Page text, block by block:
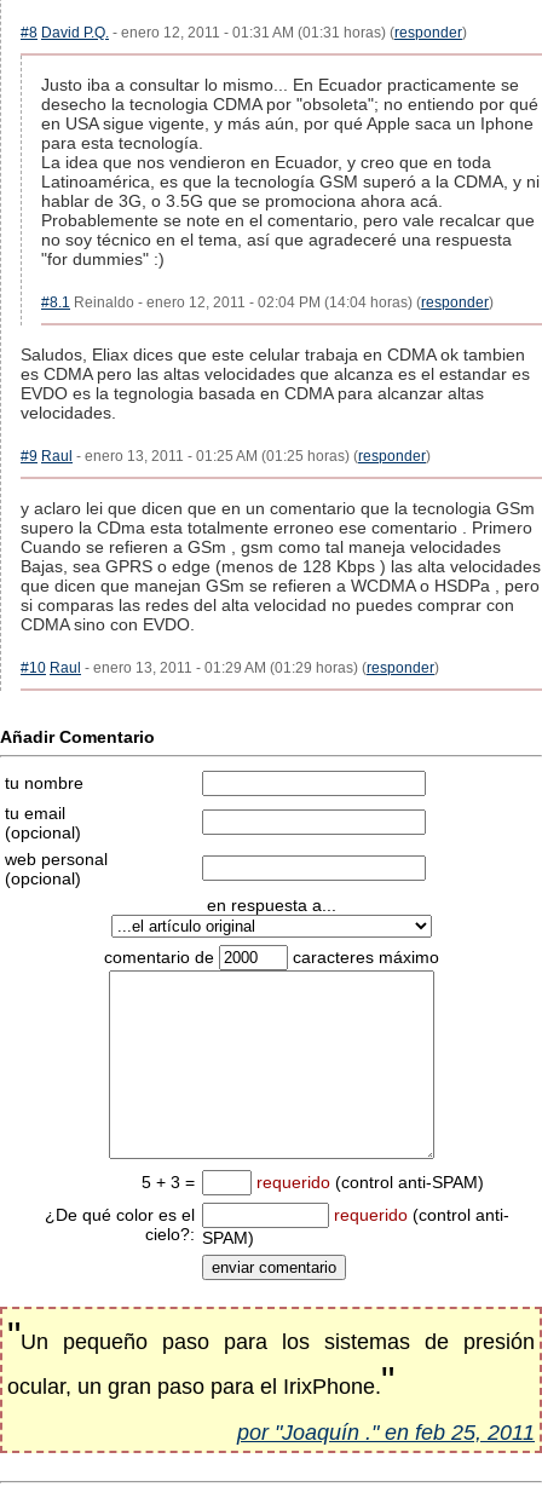
#8 David P.Q. - enero 12, 2011 - 01:31 AM (01:31 horas) (responder)
Justo iba a consultar lo mismo... En Ecuador practicamente se
desecho la tecnologia CDMA por "obsoleta"; no entiendo por qué
en USA sigue vigente, y más aún, por qué Apple saca un Iphone
para esta tecnología.
La idea que nos vendieron en Ecuador, y creo que en toda
Latinoamérica, es que la tecnología GSM superó a la CDMA, y ni
hablar de 3G, o 3.5G que se promociona ahora acá.
Probablemente se note en el comentario, pero vale recalcar que
no soy técnico en el tema, así que agradeceré una respuesta
"for dummies" :)
#8.1 Reinaldo - enero 12, 2011 - 02:04 PM (14:04 horas) (responder)
Saludos, Eliax dices que este celular trabaja en CDMA ok tambien
es CDMA pero las altas velocidades que alcanza es el estandar es
EVDO es la tegnologia basada en CDMA para alcanzar altas
velocidades.
#9 Raul - enero 13, 2011 - 01:25 AM (01:25 horas) (responder)
y aclaro lei que dicen que en un comentario que la tecnologia GSm
supero la CDma esta totalmente erroneo ese comentario . Primero
Cuando se refieren a GSm , gsm como tal maneja velocidades
Bajas, sea GPRS o edge (menos de 128 Kbps ) las alta velocidades
que dicen que manejan GSm se refieren a WCDMA o HSDPa , pero
si comparas las redes del alta velocidad no puedes comprar con
CDMA sino con EVDO.
#10 Raul - enero 13, 2011 - 01:29 AM (01:29 horas) (responder)
Añadir Comentario
tu nombre
tu email
(opcional)
web personal
(opcional)
en respuesta a...
comentario de caracteres máximo
5 + 3 = requerido (control anti-SPAM)
¿De qué color es el
cielo?:
requerido (control anti-
SPAM)
"Un pequeño paso para los sistemas de presión
ocular, un gran paso para el IrixPhone."
por "Joaquín ." en feb 25, 2011